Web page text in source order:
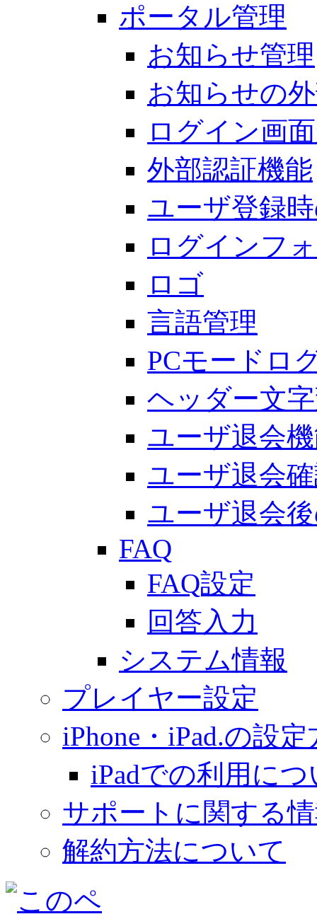
ポータル管理
お知らせ管理
お知らせの
ログイン画
外部認証機能
ユーザ登録
ログインフ
ロゴ
言語管理
PCモードロ
ヘッダー文
ユーザ退会
ユーザ退会
ユーザ退会
FAQ
FAQ設定
回答入力
システム情報
プレイヤー設定
iPhone・iPad.の設
iPadでの利用に
サポートに関する
解約方法について